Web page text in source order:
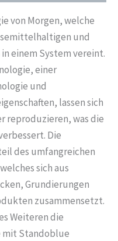
von Morgen, welche
und
einem System vereint.
einer
und
lassen sich
reproduzieren, was die
Die
des umfangreichen
sich aus
Grundierungen
zusammensetzt.
Weiteren die
mit Standoblue